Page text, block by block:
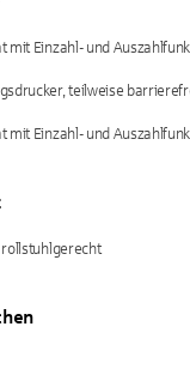
mit Einzahl- und
teilweise
mit Einzahl- und